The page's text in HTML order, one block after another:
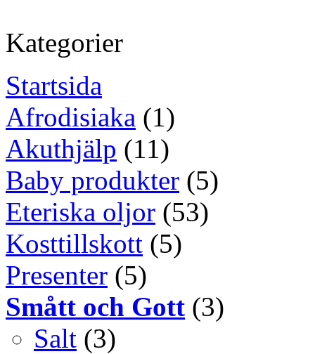
Kategorier
Startsida
Afrodisiaka (1)
Akuthjälp (11)
Baby produkter (5)
Eteriska oljor (53)
Kosttillskott (5)
Presenter (5)
Smått och Gott (3)
Salt (3)